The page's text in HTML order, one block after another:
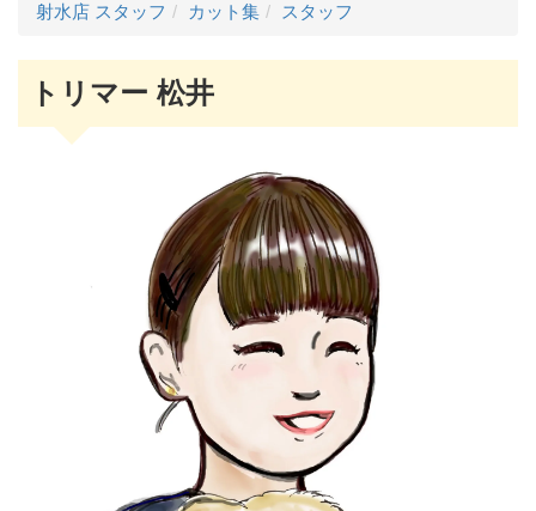
射水店 スタッフ カット集 スタッフ
トリマー 松井